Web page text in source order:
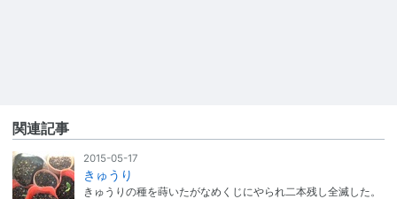
関連記事
2015-05-17
きゅうり
きゅうりの種を蒔いたがなめくじにやられ二本残し全滅した。